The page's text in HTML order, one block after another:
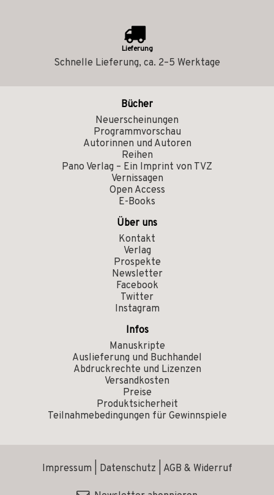
Lieferung
Schnelle Lieferung, ca. 2–5 Werktage
Bücher
Neuerscheinungen
Programmvorschau
Autorinnen und Autoren
Reihen
Pano Verlag – Ein Imprint von TVZ
Vernissagen
Open Access
E-Books
Über uns
Kontakt
Verlag
Prospekte
Newsletter
Facebook
Twitter
Instagram
Infos
Manuskripte
Auslieferung und Buchhandel
Abdruckrechte und Lizenzen
Versandkosten
Preise
Produktsicherheit
Teilnahmebedingungen für Gewinnspiele
Impressum Datenschutz AGB & Widerruf